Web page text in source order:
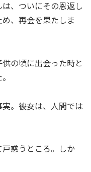
、ついにその恩返し
、再会を果たしま
の頃に出会った時と
。――彼女は、人間では
惑うところ。しか